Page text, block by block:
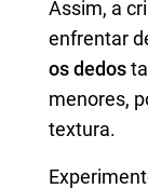
Assim, a
enfrentar
os dedos
menores,
textura.